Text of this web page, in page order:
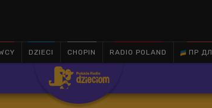
DZIECI CHOPIN RADIO POLAND ПР
